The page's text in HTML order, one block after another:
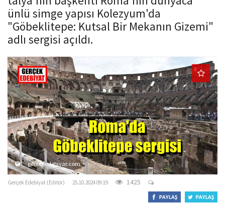
o
n
ünlü simge yapısı Kolezyum'da
"Göbeklitepe: Kutsal Bir Mekanın Gizemi"
adlı sergisi açıldı.
gercekedebiyat.com
Gerçek Edebiyat (Editör) 25.10.2024 09:19 1425